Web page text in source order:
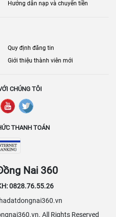
Hướng dẫn nạp và chuyển tiền
Quy định đăng tin
Giới thiệu thành viên mới
CHÚNG TÔI
THANH TOÁN
Nai 360
0828.76.55.26
All Rights Reserved